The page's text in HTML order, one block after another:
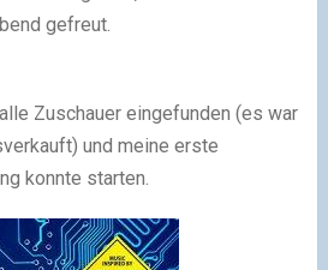
gefreut.
Zuschauer eingefunden (es war
und meine erste
konnte starten.